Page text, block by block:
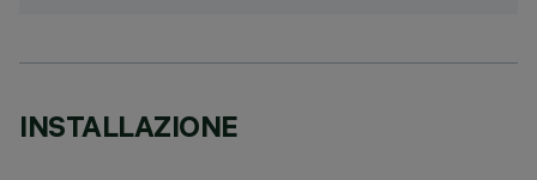
INSTALLAZIONE